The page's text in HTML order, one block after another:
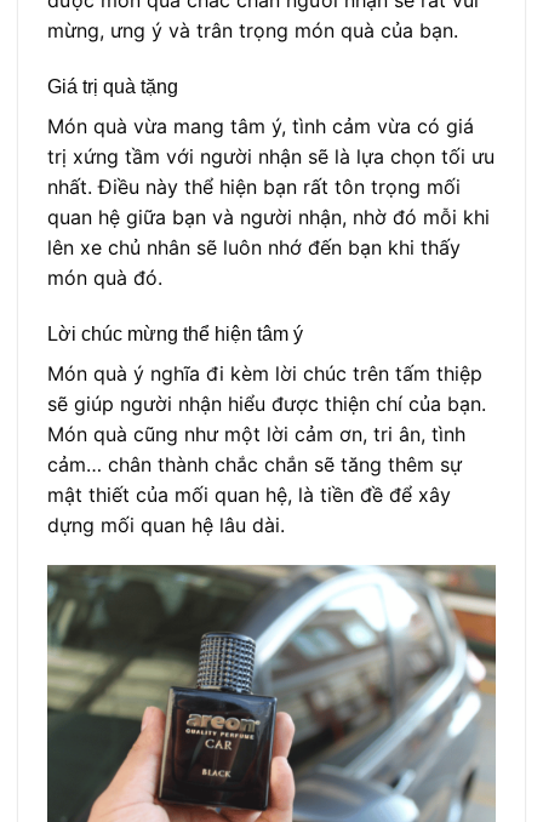
mừng, ưng ý và trân trọng món quà của bạn.
Giá trị quà tặng
Món quà vừa mang tâm ý, tình cảm vừa có giá
trị xứng tầm với người nhận sẽ là lựa chọn tối ưu
nhất. Điều này thể hiện bạn rất tôn trọng mối
quan hệ giữa bạn và người nhận, nhờ đó mỗi khi
lên xe chủ nhân sẽ luôn nhớ đến bạn khi thấy
món quà đó.
Lời chúc mừng thể hiện tâm ý
Món quà ý nghĩa đi kèm lời chúc trên tấm thiệp
sẽ giúp người nhận hiểu được thiện chí của bạn.
Món quà cũng như một lời cảm ơn, tri ân, tình
cảm… chân thành chắc chắn sẽ tăng thêm sự
mật thiết của mối quan hệ, là tiền đề để xây
dựng mối quan hệ lâu dài.